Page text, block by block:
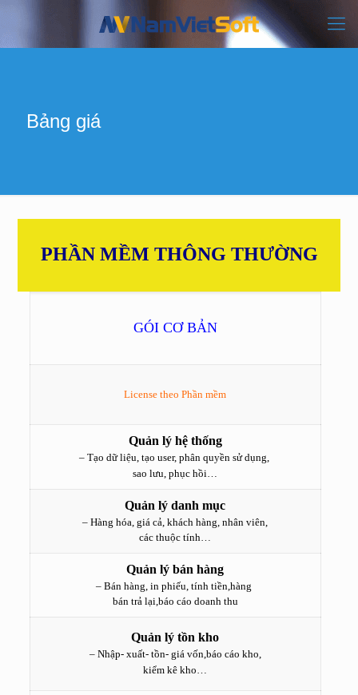
Bảng giá
PHẦN MỀM THÔNG THƯỜNG
GÓI CƠ BẢN
License theo Phần mềm
Quản lý hệ thống
– Tạo dữ liệu, tạo user, phân quyền sử dụng,
sao lưu, phục hồi…
Quản lý danh mục
– Hàng hóa, giá cả, khách hàng, nhân viên,
các thuộc tính…
Quản lý bán hàng
– Bán hàng, in phiếu, tính tiền,hàng
bán trả lại,báo cáo doanh thu
Quản lý tồn kho
– Nhập- xuất- tồn- giá vốn,báo cáo kho,
kiểm kê kho…